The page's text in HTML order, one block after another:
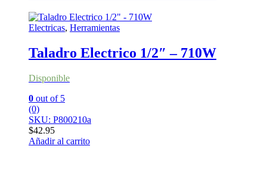
Electricas, Herramientas
Taladro Electrico 1/2″ – 710W
Disponible
0 out of 5
(0)
SKU: P800210a
$42.95
Añadir al carrito